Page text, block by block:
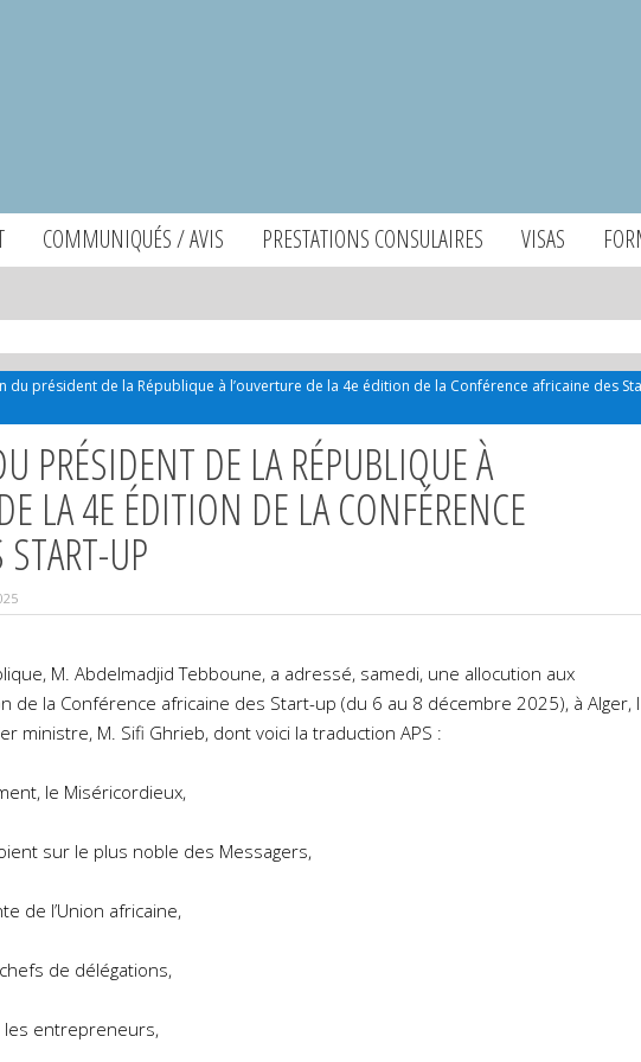
COMMUNIQUÉS / AVIS PRESTATIONS CONSULAIRES VISAS
du président de la République à l’ouverture de la 4e édition de la Conférence africaine des
PRÉSIDENT DE LA RÉPUBLIQUE À
LA 4E ÉDITION DE LA CONFÉRENCE
UP
M. Abdelmadjid Tebboune, a adressé, samedi, une allocution aux
de la Conférence africaine des Start-up (du 6 au 8 décembre 2025), à Alger,
ministre, M. Sifi Ghrieb, dont voici la traduction APS :
le Miséricordieux,
sur le plus noble des Messagers,
de l’Union africaine,
de délégations,
les entrepreneurs,